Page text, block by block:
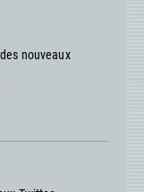
nouveaux